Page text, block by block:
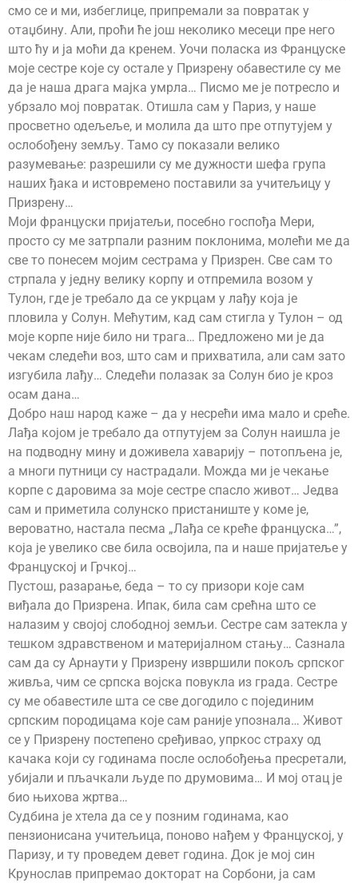
смо се и ми, избеглице, припремали за повратак у
отаџбину. Али, проћи ће још неколико месеци пре него
што ћу и ја моћи да кренем. Уочи поласка из Француске
моје сестре које су остале у Призрену обавестиле су ме
да је наша драга мајка умрла… Писмо ме је потресло и
убрзало мој повратак. Отишла сам у Париз, у наше
просветно одељеље, и молила да што пре отпутујем у
ослобођену земљу. Тамо су показали велико
разумевање: разрешили су ме дужности шефа група
наших ђака и истовремено поставили за учитељицу у
Призрену…
Моји француски пријатељи, посебно госпођа Мери,
просто су ме затрпали разним поклонима, молећи ме да
све то понесем мојим сестрама у Призрен. Све сам то
стрпала у једну велику корпу и отпремила возом у
Тулон, где је требало да се укрцам у лађу која је
пловила у Солун. Мећутим, кад сам стигла у Тулон – од
моје корпе није било ни трага… Предложено ми је да
чекам следећи воз, што сам и прихватила, али сам зато
изгубила лађу… Следећи полазак за Солун био је кроз
осам дана…
Добро наш народ каже – да у несрећи има мало и среће.
Лађа којом је требало да отпутујем за Солун наишла је
на подводну мину и доживела хаварију – потопљена је,
а многи путници су настрадали. Можда ми је чекање
корпе с даровима за моје сестре спасло живот… Једва
сам и приметила солунско пристаниште у коме је,
вероватно, настала песма „Лађа се креће француска…”,
која је увелико све била освојила, па и наше пријатеље у
Француској и Грчкој…
Пустош, разарање, беда – то су призори које сам
виђала до Призрена. Ипак, била сам срећна што се
налазим у својој слободној земљи. Сестре сам затекла у
тешком здравственом и материјалном стању… Сазнала
сам да су Арнаути у Призрену извршили покољ српског
живља, чим се српска војска повукла из града. Сестре
су ме обавестиле шта се све догодило с појединим
српским породицама које сам раније упознала… Живот
се у Призрену постепено сређивао, упркос страху од
качака који су годинама после ослобођења пресретали,
убијали и пљачкали људе по друмовима… И мој отац је
био њихова жртва…
Судбина је хтела да се у позним годинама, као
пензионисана учитељица, поново нађем у Француској, у
Паризу, и ту проведем девет година. Док је мој син
Крунослав припремао докторат на Сорбони, ја сам